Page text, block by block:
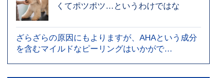
くてポツポツ…というわけではな
ざらざらの原因にもよりますが、AHAという成分
を含むマイルドなピーリングはいかがで…